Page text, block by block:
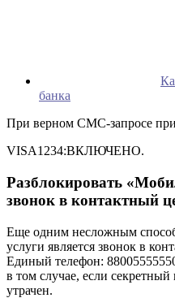
банка
При верном СМС-запросе
VISA1234:ВКЛЮЧЕНО.
Разблокировать
звонок в контактный
Еще одним несложным
услуги является звонок в
Единый телефон:
в том случае, если секретный
утрачен.